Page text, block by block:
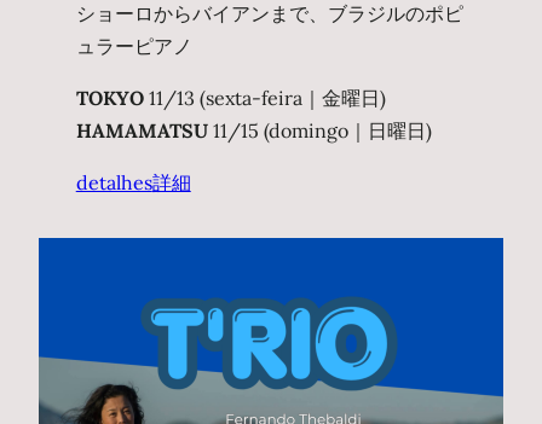
ショーロからバイアンまで、ブラジルのポピ
ュラーピアノ
TOKYO11/13 (sexta-feira｜金曜日)
HAMAMATSU11/15 (domingo｜日曜日)
detalhes詳細